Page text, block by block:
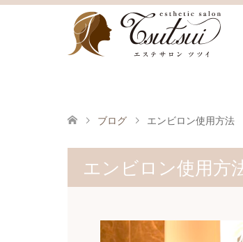
ブログ エンビロン使用方法
エンビロン使用方